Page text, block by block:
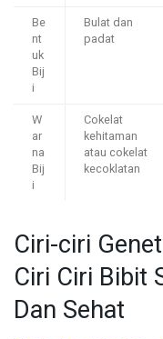
Be
nt
uk
Bij
i
Bulat dan
padat
W
ar
na
Bij
i
Cokelat
kehitaman
atau cokelat
kecoklatan
Ciri-ciri
Ciri Ciri Bibit
Dan Sehat